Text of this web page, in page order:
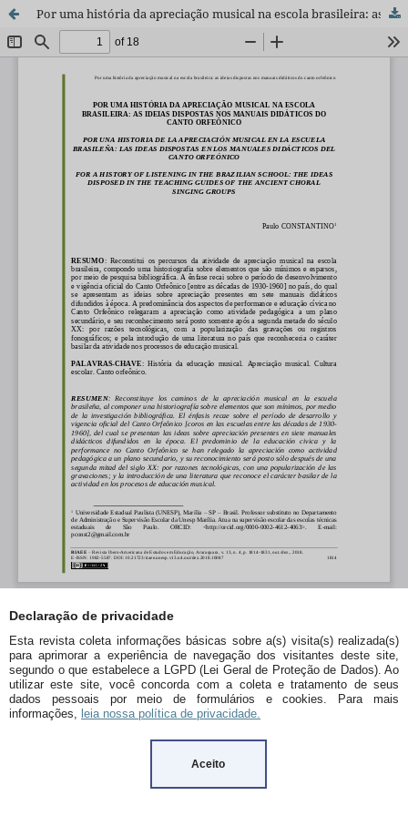
Declaração de privacidade
Esta revista coleta informações básicas sobre a(s) visita(s) realizada(s)
para aprimorar a experiência de navegação dos visitantes deste site,
segundo o que estabelece a LGPD (Lei Geral de Proteção de Dados). Ao
utilizar este site, você concorda com a coleta e tratamento de seus
dados pessoais por meio de formulários e cookies. Para mais
informações, leia nossa política de privacidade.
Aceito
Por uma história da apreciação musical na escola brasileira: as ideias dispostas nos manuais didáticos do canto orfeônico